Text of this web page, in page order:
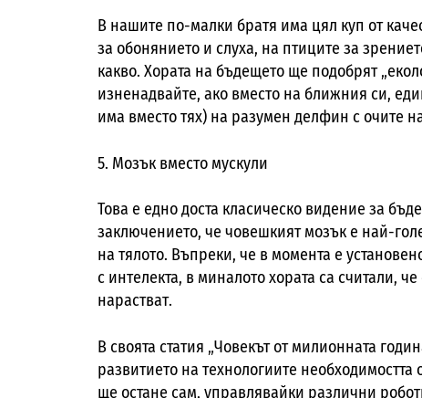
В нашите по-малки братя има цял куп от
за обонянието и слуха, на птиците за
какво. Хората на бъдещето ще подобрят
изненадвайте, ако вместо на ближния си,
има вместо тях) на разумен делфин с очите
5. Мозък вместо мускули
Това е едно доста класическо видение за
заключението, че човешкият мозък е най-
на тялото. Въпреки, че в момента е
с интелекта, в миналото хората са считали,
нарастват.
В своята статия „Човекът от милионната
развитието на технологиите
ще остане сам, управлявайки различни